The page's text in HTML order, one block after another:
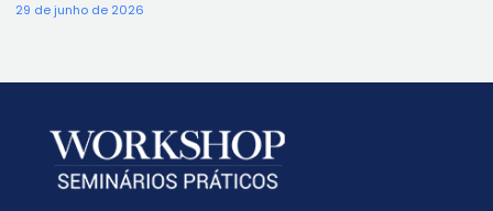
29 de junho de 2026